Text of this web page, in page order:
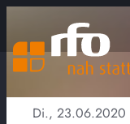
Di., 23.06.2020